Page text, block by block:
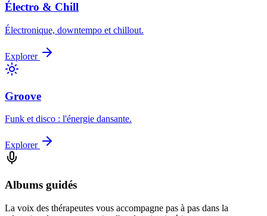
Électro & Chill
Électronique, downtempo et chillout.
Explorer
Groove
Funk et disco : l'énergie dansante.
Explorer
Albums guidés
La voix des thérapeutes vous accompagne pas à pas dans la